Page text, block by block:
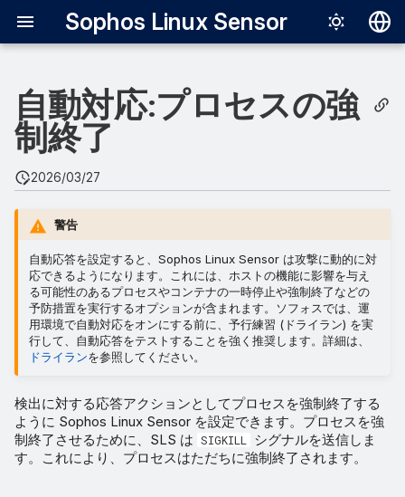
Sophos Linux Sensor
日本語
kill
kill-tree
失敗した kill 対応
自動対応:プロセスの強
制終了
2026/03/27
警告
自動応答を設定すると、Sophos Linux Sensor は攻撃に動的に対
応できるようになります。これには、ホストの機能に影響を与え
る可能性のあるプロセスやコンテナの一時停止や強制終了などの
予防措置を実行するオプションが含まれます。ソフォスでは、運
用環境で自動対応をオンにする前に、予行練習 (ドライラン) を実
行して、自動応答をテストすることを強く推奨します。詳細は、
ドライランを参照してください。
検出に対する応答アクションとしてプロセスを強制終了する
ように Sophos Linux Sensor を設定できます。プロセスを強
制終了させるために、SLS は SIGKILL
シグナルを送信しま
す。これにより、プロセスはただちに強制終了されます。